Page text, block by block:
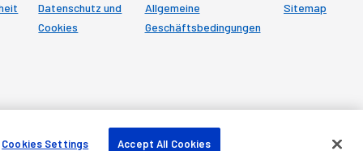
Datenschutz und
Cookies
Allgemeine
Geschäftsbedingungen
Sitemap
Cookies Settings Accept All Cookies